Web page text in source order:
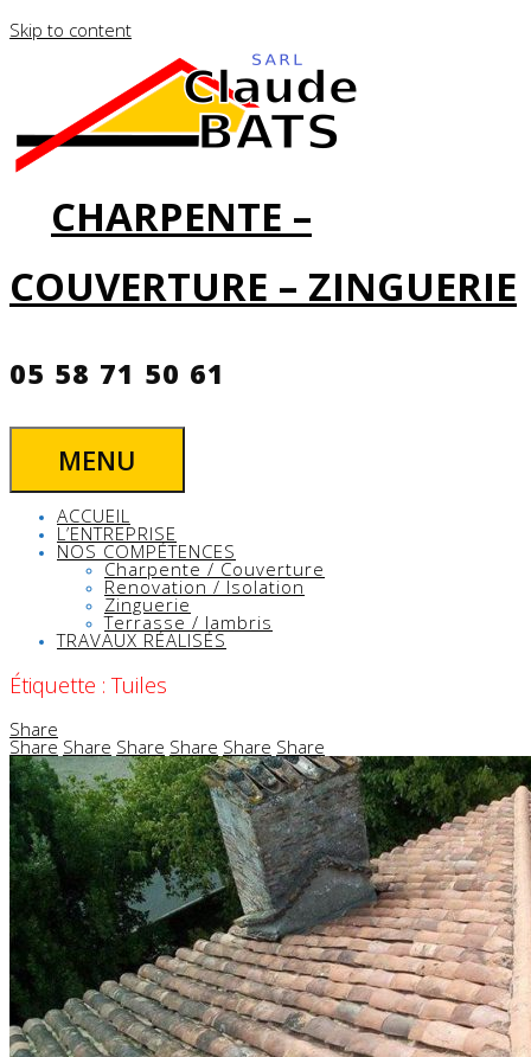
Skip to content
CHARPENTE –
COUVERTURE – ZINGUERIE
05 58 71 50 61
MENU
ACCUEIL
L’ENTREPRISE
NOS COMPÉTENCES
Charpente / Couverture
Renovation / Isolation
Zinguerie
Terrasse / lambris
TRAVAUX RÉALISÉS
Étiquette : Tuiles
Share
Share Share Share Share Share Share